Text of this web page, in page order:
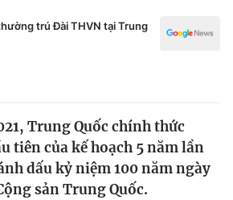
trú Đài THVN tại Trung
Trung Quốc chính thức
tiên của kế hoạch 5 năm lần
dấu kỷ niệm 100 năm ngày
sản Trung Quốc.